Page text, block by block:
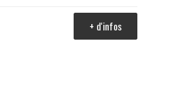
+ d'infos